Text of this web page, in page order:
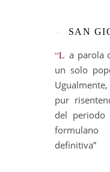
SAN
“La parola di Dio non si indirizza ad
un solo
pur
del
definitiva”